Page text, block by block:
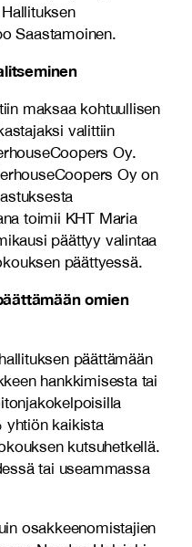
Hallituksen
Saastamoinen.
maksaa kohtuullisen
valittiin
Oy.
Oy on
toimii KHT Maria
päättyy valintaa
päättyessä.
omien
päättämään
hankkimisesta tai
yhtiön kaikista
kutsuhetkellä.
tai useammassa
osakkeenomistajien